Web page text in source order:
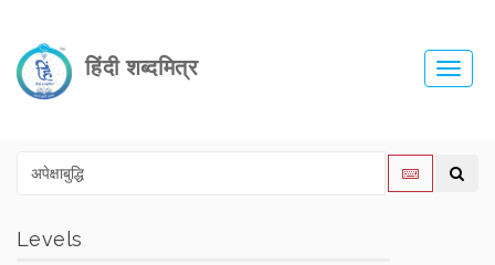
हिंदी शब्दमित्र
Levels